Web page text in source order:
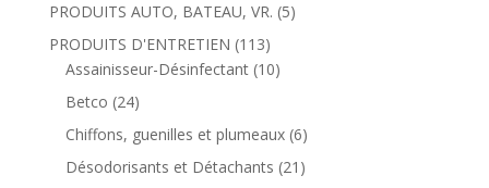
PRODUITS AUTO, BATEAU, VR. (5)
PRODUITS D'ENTRETIEN (113)
Assainisseur-Désinfectant (10)
Betco (24)
Chiffons, guenilles et plumeaux (6)
Désodorisants et Détachants (21)